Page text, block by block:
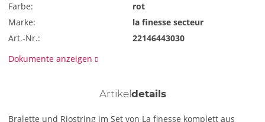
Farbe:
rot
Marke:
la finesse secteur
Art.-Nr.:
22146443030
Dokumente anzeigen
Artikel details
Bralette und Riostring im Set von La finesse komplett aus